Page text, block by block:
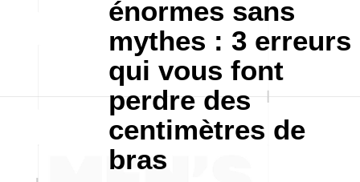
énormes sans
mythes : 3 erreurs
qui vous font
perdre des
centimètres de
bras